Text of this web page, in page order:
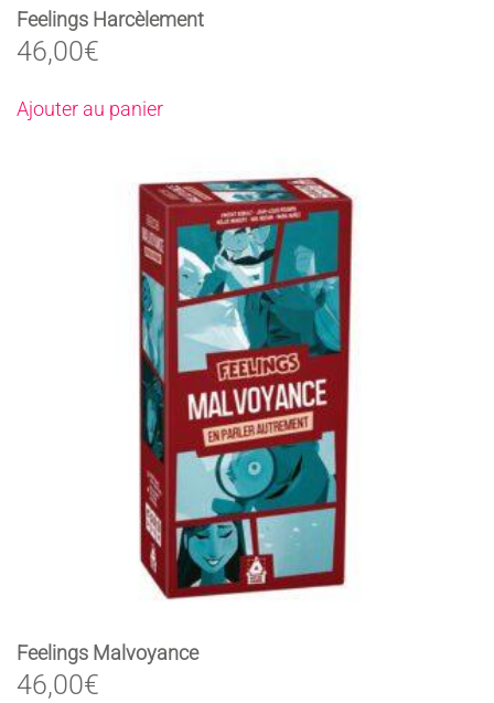
Feelings Harcèlement
46,00€
Ajouter au panier
Feelings Malvoyance
46,00€